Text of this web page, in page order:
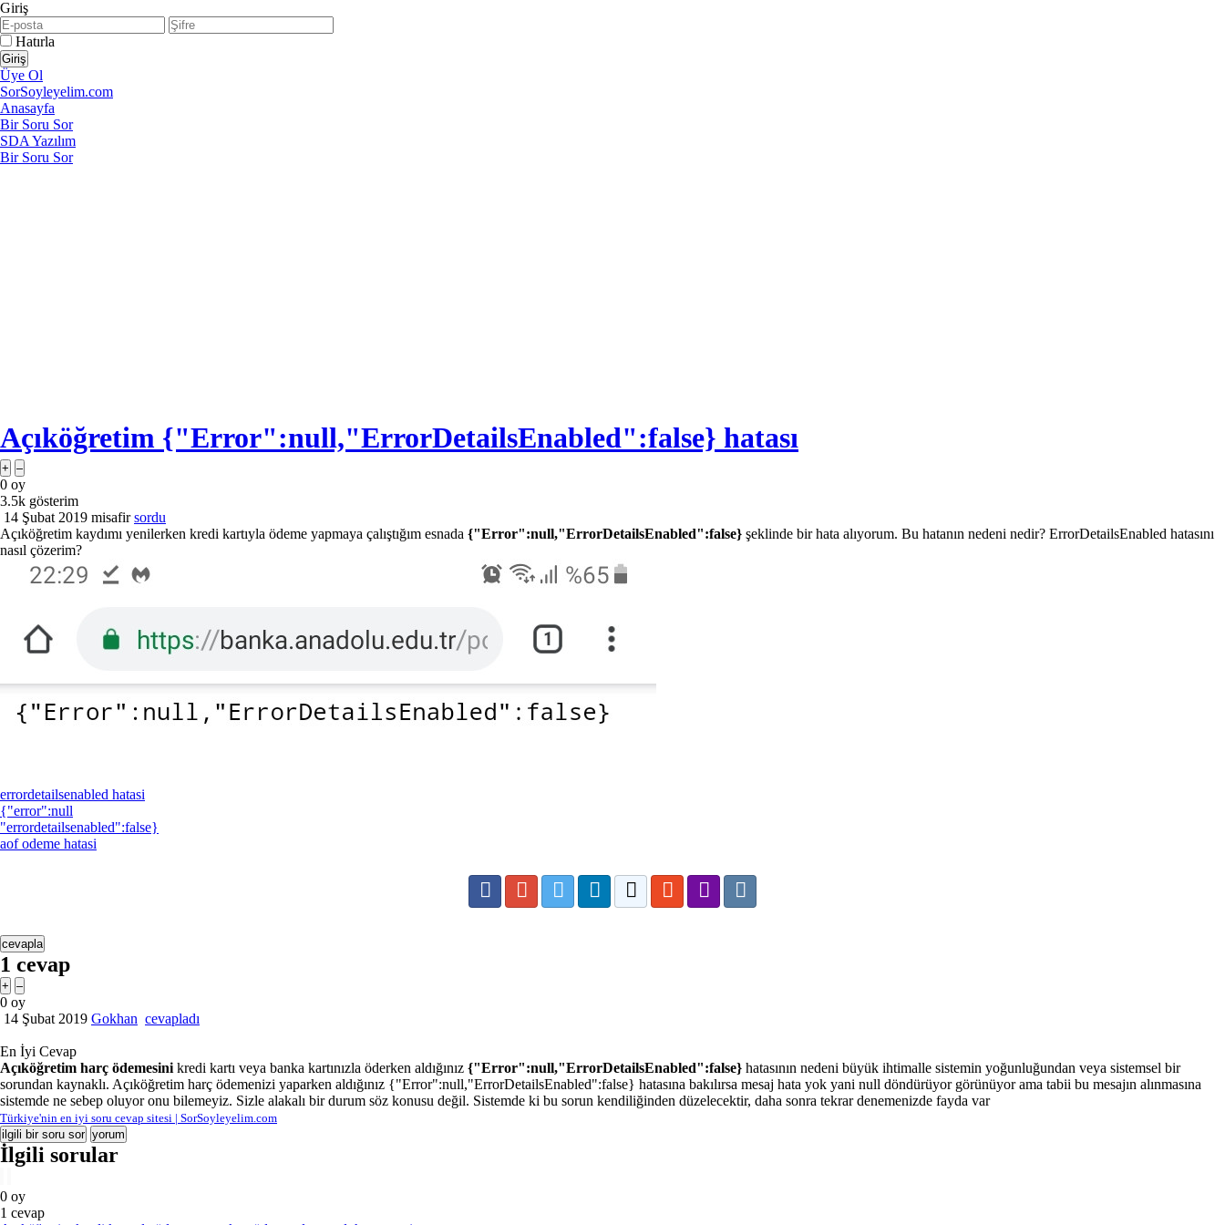
Giriş
Hatırla
Üye Ol
SorSoyleyelim.com
Anasayfa
Bir Soru Sor
SDA Yazılım
Bir Soru Sor
Açıköğretim {"Error":null,"ErrorDetailsEnabled":false} hatası
0 oy
3.5k gösterim
14 Şubat 2019 misafir sordu
Açıköğretim kaydımı yenilerken kredi kartıyla ödeme yapmaya çalıştığım esnada {"Error":null,"ErrorDetailsEnabled":false} şeklinde bir hata alıyorum. Bu hatanın nedeni nedir? ErrorDetailsEnabled hatasını
nasıl çözerim?
errordetailsenabled hatasi
{"error":null
"errordetailsenabled":false}
aof odeme hatasi
1 cevap
0 oy
14 Şubat 2019 Gokhan cevapladı
En İyi Cevap
Açıköğretim harç ödemesini kredi kartı veya banka kartınızla öderken aldığınız {"Error":null,"ErrorDetailsEnabled":false} hatasının nedeni büyük ihtimalle sistemin yoğunluğundan veya sistemsel bir
sorundan kaynaklı. Açıköğretim harç ödemenizi yaparken aldığınız {"Error":null,"ErrorDetailsEnabled":false} hatasına bakılırsa mesaj hata yok yani null döndürüyor görünüyor ama tabii bu mesajın alınmasına
sistemde ne sebep oluyor onu bilemeyiz. Sizle alakalı bir durum söz konusu değil. Sistemde ki bu sorun kendiliğinden düzelecektir, daha sonra tekrar denemenizde fayda var
Türkiye'nin en iyi soru cevap sitesi | SorSoyleyelim.com
İlgili sorular
0 oy
1 cevap